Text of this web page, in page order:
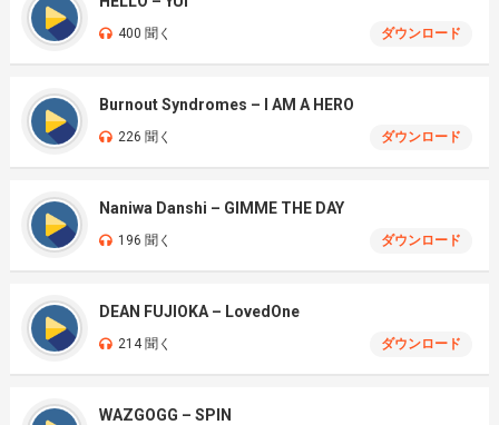
400 聞く ダウンロード
Burnout Syndromes – I AM A HERO
226 聞く ダウンロード
Naniwa Danshi – GIMME THE DAY
196 聞く ダウンロード
DEAN FUJIOKA – LovedOne
214 聞く ダウンロード
WAZGOGG – SPIN